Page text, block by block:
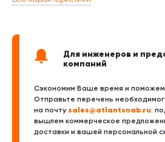
Для инженеров и
компаний
Сэкономим Ваше время и
Отправьте перечень
на почту sales@atlantsnab.ru:
вышлем коммерческое
доставки и вашей персональной